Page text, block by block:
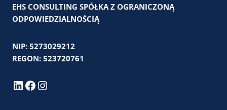
EHS CONSULTING SPÓŁKA Z OGRANICZONĄ
ODPOWIEDZIALNOŚCIĄ
NIP: 5273029212
REGON: 523720761
LinkedIn
Facebook
Instagram